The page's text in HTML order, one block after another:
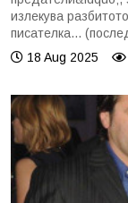
излекува
писателка...
18 Aug 2025